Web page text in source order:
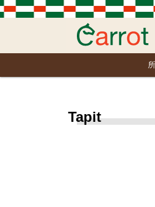
Tapit